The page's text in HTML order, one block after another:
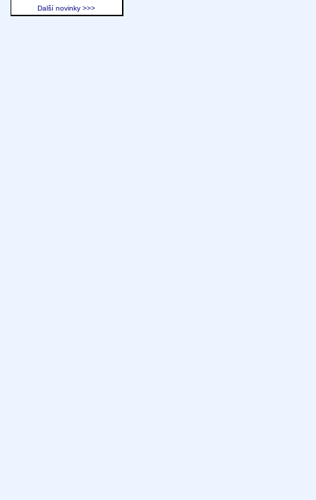
Další novinky >>>